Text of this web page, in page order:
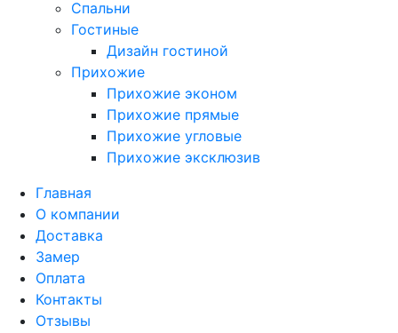
Спальни
Гостиные
Дизайн гостиной
Прихожие
Прихожие эконом
Прихожие прямые
Прихожие угловые
Прихожие эксклюзив
Главная
О компании
Доставка
Замер
Оплата
Контакты
Отзывы